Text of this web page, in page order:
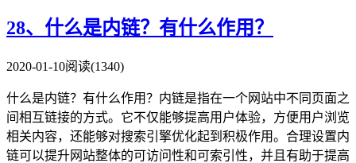
28、什么是内链？有什么作用？
2020-01-10阅读(1340)
什么是内链？有什么作用？内链是指在一个网站中不同页面之
间相互链接的方式。它不仅能够提高用户体验，方便用户浏览
相关内容，还能够对搜索引擎优化起到积极作用。合理设置内
链可以提升网站整体的可访问性和可索引性，并且有助于提高